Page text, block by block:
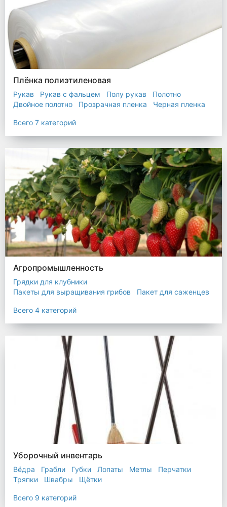
Плёнка полиэтиленовая
Рукав Рукав с фальцем Полу рукав
Полотно
Двойное полотно
Прозрачная пленка Черная пленка
Всего 7 категорий
Агропромышленность
Грядки для клубники
Пакеты для выращивания грибов
Пакет для саженцев
Всего 4 категорий
Уборочный инвентарь
Вёдра Грабли Губки Лопаты Метлы
Перчатки
Тряпки
Швабры Щётки
Всего 9 категорий